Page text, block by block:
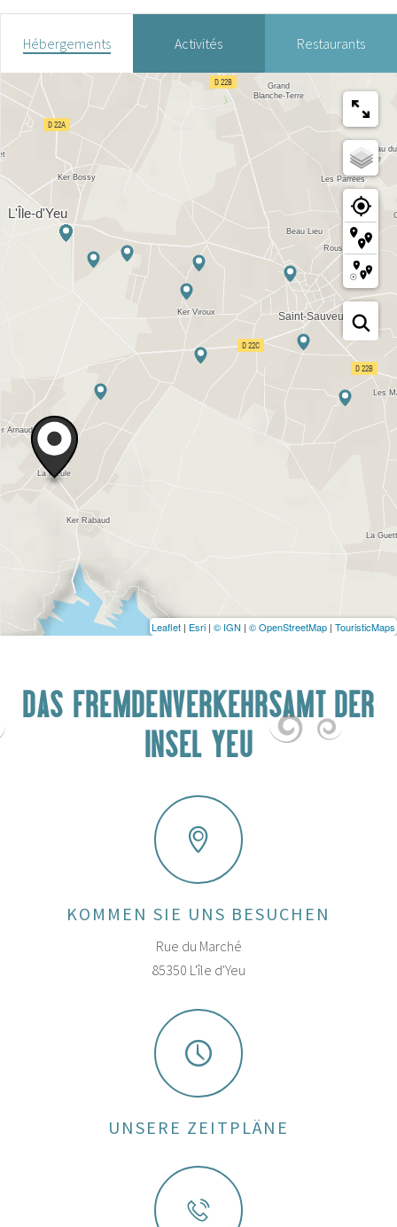
Hébergements Activités Restaurants
Leaflet | Esri | © IGN | © OpenStreetMap | TouristicMaps
DAS FREMDENVERKEHRSAMT DER
INSEL YEU
KOMMEN SIE UNS BESUCHEN
Rue du Marché
85350 L'île d'Yeu
UNSERE ZEITPLÄNE